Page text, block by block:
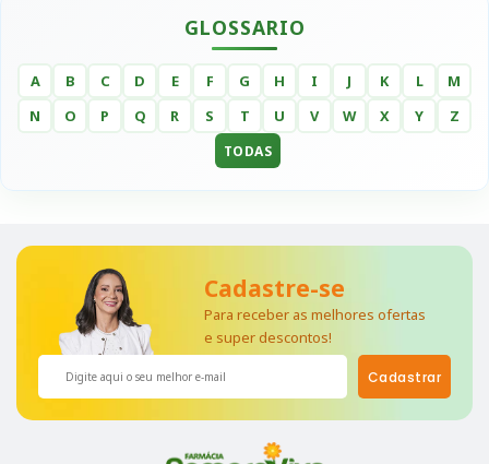
GLOSSARIO
A B C D E F G H I J K L
M
N
O P Q R S T U V W X Y Z
TODAS
Cadastre-se
Para receber as melhores ofertas
e super descontos!
Cadastrar